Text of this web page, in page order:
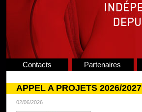
Contacts Partenaires
APPEL A PROJETS 2026/2027
02/06/2026